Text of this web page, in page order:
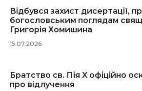
Відбувся захист дисертації,
богословським поглядам
Григорія Хомишина
15.07.2026
Братство св. Пія X офіційно
про відлучення